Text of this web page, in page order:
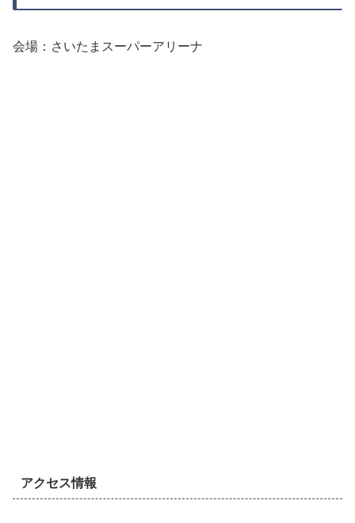
会場：さいたまスーパーアリーナ
アクセス情報